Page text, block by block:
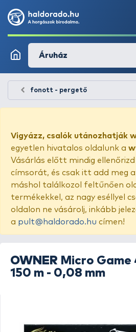
Áruház
fonott - pergető
Vigyázz, csalók utánozhatják
egyetlen hivatalos oldalunk a
Vásárlás előtt mindig ellenőrizd
címsorát, és csak itt add meg
máshol találkozol feltűnően
termékekkel, az nagy eséllyel
oldalon ne vásárolj, inkább
a pult@haldorado.hu címen!
OWNER Micro Game
150 m - 0,08 mm